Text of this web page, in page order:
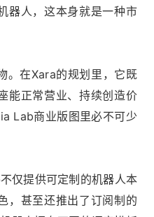
器人，这本身就是一种市
。在Xara的规划里，它既
能正常营业、持续创造价
Lab商业版图里必不可少
仅提供可定制的机器人本
，甚至还推出了订阅制的